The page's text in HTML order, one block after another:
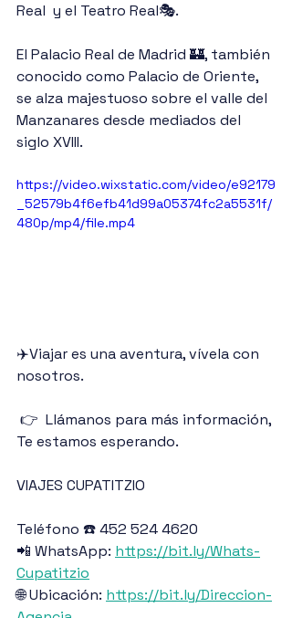
Real  y el Teatro Real🎭.
El Palacio Real de Madrid 🏰, también
conocido como Palacio de Oriente,
se alza majestuoso sobre el valle del
Manzanares desde mediados del
siglo XVIII.
https://video.wixstatic.com/video/e92179
_52579b4f6efb41d99a05374fc2a5531f/
480p/mp4/file.mp4
✈️Viajar es una aventura, vívela con
nosotros.
Te estamos esperando.
VIAJES CUPATITZIO
Teléfono ☎️ 452 524 4620
📲 WhatsApp: https://bit.ly/Whats-
Cupatitzio
🌐 Ubicación: https://bit.ly/Direccion-